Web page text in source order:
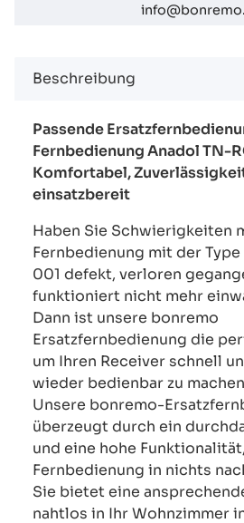
Beschreibung
Passende
Fernbedienung Anadol TN-
Komfortabel,
einsatzbereit
Haben Sie Schwierigkeiten
Fernbedienung mit der
001 defekt, verloren
funktioniert nicht mehr
Dann ist unsere bonremo
Ersatzfernbedienung die
um Ihren Receiver schnell
wieder bedienbar zu
Unsere bonremo-
überzeugt durch ein
und eine hohe
Fernbedienung in nichts
Sie bietet eine
nahtlos in Ihr Wohnzimmer